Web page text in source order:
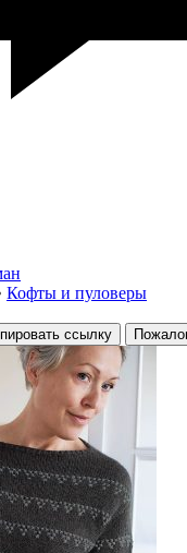
Кофты и пуловеры
ссылку